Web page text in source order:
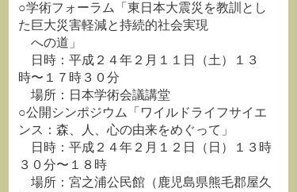
○学術フォーラム「東日本大震災を教訓とし
た巨大災害軽減と持続的社会実現
への道」
日時：平成２４年２月１１日（土）１３
時〜１７時３０分
場所：日本学術会議講堂
○公開シンポジウム「ワイルドライフサイエ
ンス：森、人、心の由来をめぐって」
日時：平成２４年２月１２日（日）１３時
３０分〜１８時
場所：宮之浦公民館（鹿児島県熊毛郡屋久